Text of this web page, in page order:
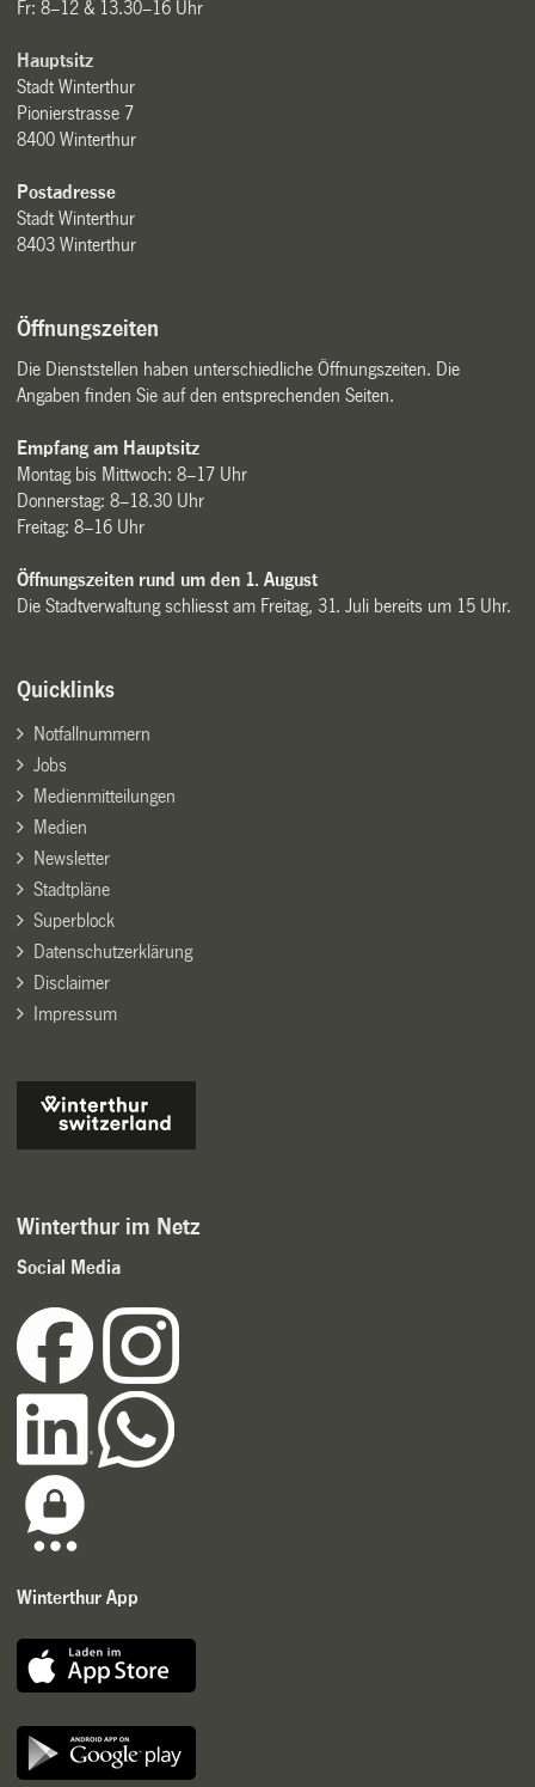
Fr: 8–12 & 13.30–16 Uhr
Hauptsitz
Stadt Winterthur
Pionierstrasse 7
8400 Winterthur
Postadresse
Stadt Winterthur
8403 Winterthur
Öffnungszeiten
Die Dienststellen haben unterschiedliche Öffnungszeiten. Die
Angaben finden Sie auf den entsprechenden Seiten.
Empfang am Hauptsitz
Montag bis Mittwoch: 8–17 Uhr
Donnerstag: 8–18.30 Uhr
Freitag: 8–16 Uhr
Öffnungszeiten rund um den 1. August
Die Stadtverwaltung schliesst am Freitag, 31. Juli bereits um 15 Uhr.
Quicklinks
Notfallnummern
Jobs
Medienmitteilungen
Medien
Newsletter
Stadtpläne
Superblock
Datenschutzerklärung
Disclaimer
Impressum
Winterthur im Netz
Social Media
Winterthur App